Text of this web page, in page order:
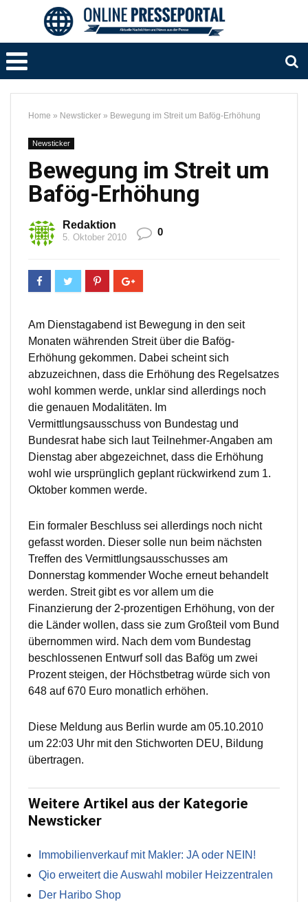
Home » Newsticker » Bewegung im Streit um Bafög-Erhöhung
Newsticker
Bewegung im Streit um
Bafög-Erhöhung
Redaktion
5. Oktober 2010 0
Am Dienstagabend ist Bewegung in den seit
Monaten währenden Streit über die Bafög-
Erhöhung gekommen. Dabei scheint sich
abzuzeichnen, dass die Erhöhung des Regelsatzes
wohl kommen werde, unklar sind allerdings noch
die genauen Modalitäten. Im
Vermittlungsausschuss von Bundestag und
Bundesrat habe sich laut Teilnehmer-Angaben am
Dienstag aber abgezeichnet, dass die Erhöhung
wohl wie ursprünglich geplant rückwirkend zum 1.
Oktober kommen werde.
Ein formaler Beschluss sei allerdings noch nicht
gefasst worden. Dieser solle nun beim nächsten
Treffen des Vermittlungsausschusses am
Donnerstag kommender Woche erneut behandelt
werden. Streit gibt es vor allem um die
Finanzierung der 2-prozentigen Erhöhung, von der
die Länder wollen, dass sie zum Großteil vom Bund
übernommen wird. Nach dem vom Bundestag
beschlossenen Entwurf soll das Bafög um zwei
Prozent steigen, der Höchstbetrag würde sich von
648 auf 670 Euro monatlich erhöhen.
Diese Meldung aus Berlin wurde am 05.10.2010
um 22:03 Uhr mit den Stichworten DEU, Bildung
übertragen.
Weitere Artikel aus der Kategorie
Newsticker
Immobilienverkauf mit Makler: JA oder NEIN!
Qio erweitert die Auswahl mobiler Heizzentralen
Der Haribo Shop